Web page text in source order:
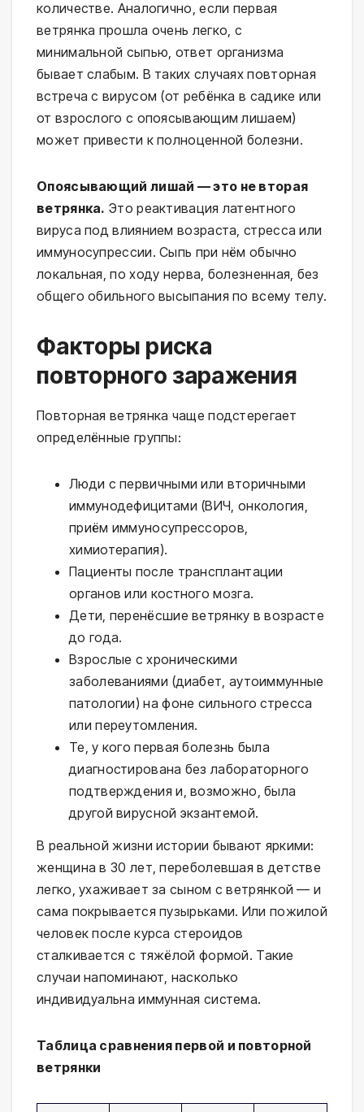
количестве. Аналогично, если первая
ветрянка прошла очень легко, с
минимальной сыпью, ответ организма
бывает слабым. В таких случаях повторная
встреча с вирусом (от ребёнка в садике или
от взрослого с опоясывающим лишаем)
может привести к полноценной болезни.
Опоясывающий лишай — это не вторая
ветрянка. Это реактивация латентного
вируса под влиянием возраста, стресса или
иммуносупрессии. Сыпь при нём обычно
локальная, по ходу нерва, болезненная, без
общего обильного высыпания по всему телу.
Факторы риска
повторного заражения
Повторная ветрянка чаще подстерегает
определённые группы:
Люди с первичными или вторичными
иммунодефицитами (ВИЧ, онкология,
приём иммуносупрессоров,
химиотерапия).
Пациенты после трансплантации
органов или костного мозга.
Дети, перенёсшие ветрянку в возрасте
до года.
Взрослые с хроническими
заболеваниями (диабет, аутоиммунные
патологии) на фоне сильного стресса
или переутомления.
Те, у кого первая болезнь была
диагностирована без лабораторного
подтверждения и, возможно, была
другой вирусной экзантемой.
В реальной жизни истории бывают яркими:
женщина в 30 лет, переболевшая в детстве
легко, ухаживает за сыном с ветрянкой — и
сама покрывается пузырьками. Или пожилой
человек после курса стероидов
сталкивается с тяжёлой формой. Такие
случаи напоминают, насколько
индивидуальна иммунная система.
Таблица сравнения первой и повторной
ветрянки